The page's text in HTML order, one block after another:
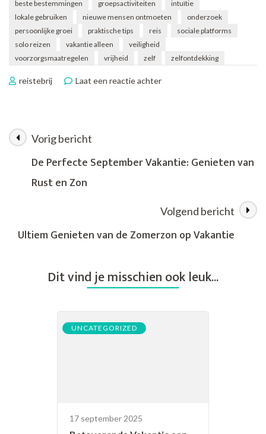
beste bestemmingen groepsactiviteiten
intuïtie
lokale gebruiken
nieuwe mensen ontmoeten
onderzoek
persoonlijke groei
praktische tips reis
sociale platforms
solo reizen
vakantie alleen
veiligheid
voorzorgsmaatregelen
vrijheid zelf zelfontdekking
reistebrij Laat een reactie achterop
Vakantie
Berichtnavigatie
Vorig bericht
De Perfecte September Vakantie: Genieten van
Rust en Zon
Volgend bericht
Ultiem Genieten van de Zomerzon op Vakantie
Dit vind je misschien ook leuk...
UNCATEGORIZED
17 september 2025